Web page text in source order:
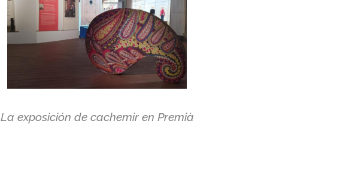
La exposición de cachemir en Premià